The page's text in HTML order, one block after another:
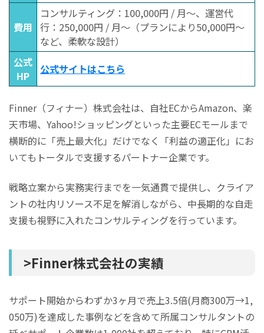
費用
コンサルティング：100,000円 / 月～、運営代
行：250,000円 / 月～（プランにより50,000円〜
など、柔軟な設計）
公式
HP
公式サイトはこちら
Finner（フィナー）株式会社は、自社ECからAmazon、楽
天市場、Yahoo!ショッピングといった主要ECモールまで
横断的に「売上最大化」だけでなく「利益の適正化」にお
いてもトータルで支援するパートナー企業です。
戦略立案から実務実行までを一気通貫で提供し、クライア
ントの社内リソース不足を解消しながら、中長期的な自走
支援も視野に入れたコンサルティングを行っています。
>Finner株式会社の実績
サポート開始からわずか3ヶ月で売上3.5倍(月商300万→1,
050万)を達成した事例などを含めて所属コンサルタントの